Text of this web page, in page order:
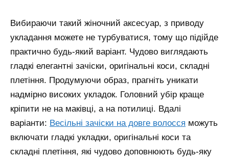
Вибираючи такий жіночний аксесуар, з приводу
укладання можете не турбуватися, тому що підійде
практично будь-який варіант. Чудово виглядають
гладкі елегантні зачіски, оригінальні коси, складні
плетіння. Продумуючи образ, прагніть уникати
надмірно високих укладок. Головний убір краще
кріпити не на маківці, а на потилиці. Вдалі
варіанти: Весільні зачіски на довге волосся можуть
включати гладкі укладки, оригінальні коси та
складні плетіння, які чудово доповнюють будь-яку